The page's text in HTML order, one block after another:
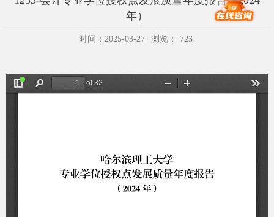
年）
时间：2025-03-27 浏览： 723